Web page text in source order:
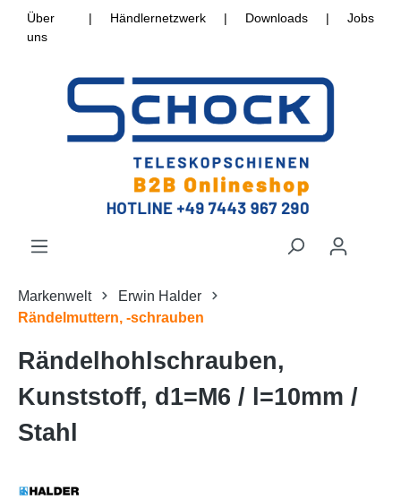
Über
uns
| Händlernetzwerk | Downloads | Jobs
Markenwelt
Erwin Halder
Rändelmuttern, -schrauben
Rändelhohlschrauben,
Kunststoff, d1=M6 / l=10mm /
Stahl